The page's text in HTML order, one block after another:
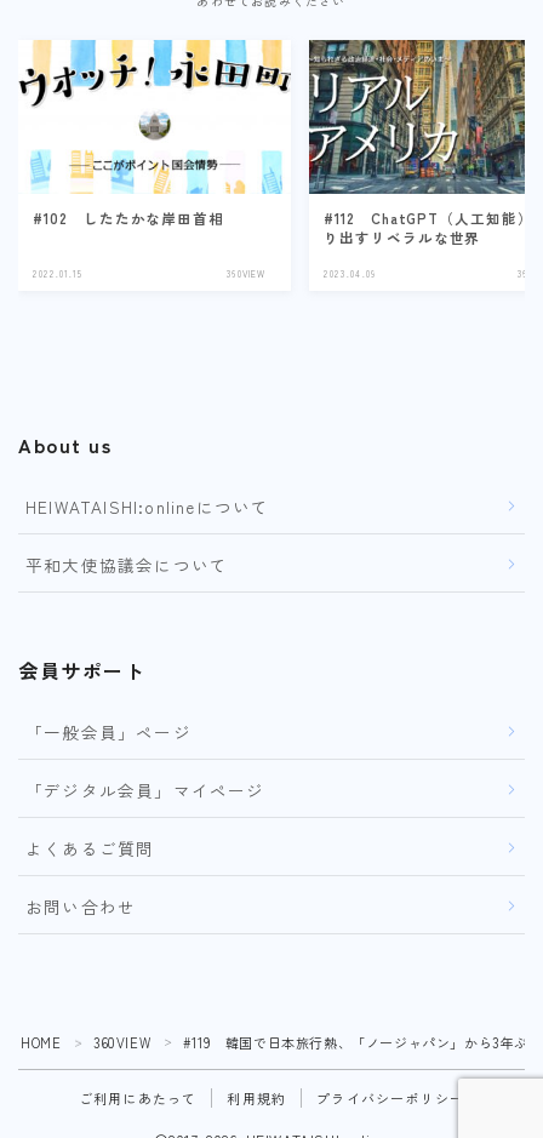
#102 したたかな岸田首相
2022.01.15 360VIEW
#112 ChatGPT（人工知能）
り出すリベラルな世界
2023.04.09
About us
HEIWATAISHI:onlineについて
平和大使協議会について
会員サポート
「一般会員」ページ
「デジタル会員」マイページ
よくあるご質問
お問い合わせ
HOME ＞ 360VIEW ＞ #119 韓国で日本旅行熱、「ノージャパン」から3年ぶり
ご利用にあたって 利用規約 プライバシーポリシー